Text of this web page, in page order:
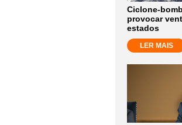
Ciclone-
provocar
estados
LER MAIS